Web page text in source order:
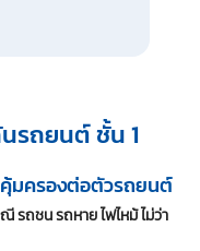
รถยนต์ ชั้น 1
มครองต่อตัวรถยนต์
รถชน รถหาย ไฟไหม้ ไม่ว่า